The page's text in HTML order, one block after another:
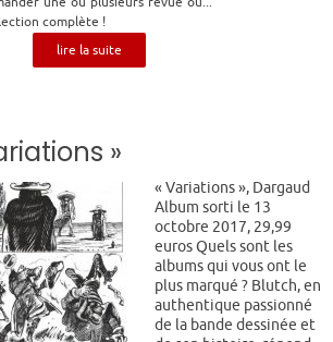
complète !
lire la suite
»
« Variations », Dargaud
Album sorti le 13
octobre 2017, 29,99
euros Quels sont les
albums qui vous ont le
plus marqué ? Blutch, en
authentique passionné
de la bande dessinée et